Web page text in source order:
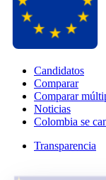
Candidatos
Comparar
Comparar
Noticias
Colombia se
Transparencia